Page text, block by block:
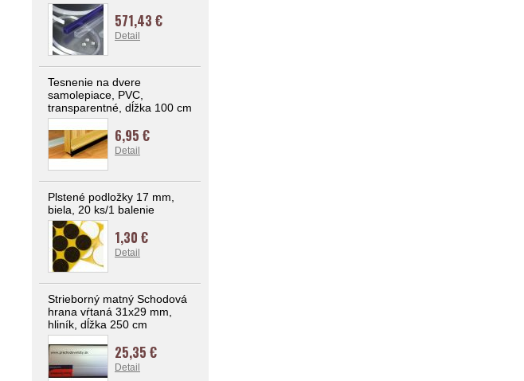
571,43 €
Detail
Tesnenie na dvere
samolepiace, PVC,
transparentné, dĺžka 100 cm
6,95 €
Detail
Plstené podložky 17 mm,
biela, 20 ks/1 balenie
1,30 €
Detail
Strieborný matný Schodová
hrana vŕtaná 31x29 mm,
hliník, dĺžka 250 cm
25,35 €
Detail